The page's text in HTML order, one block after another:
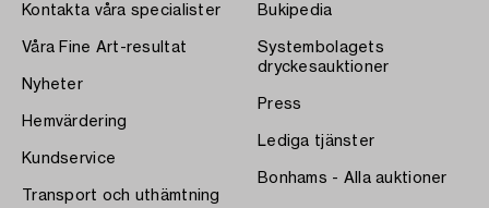
Kontakta våra specialister
Våra Fine Art-resultat
Nyheter
Hemvärdering
Kundservice
Transport och uthämtning
Bukipedia
Systembolagets
dryckesauktioner
Press
Lediga tjänster
Bonhams - Alla auktioner